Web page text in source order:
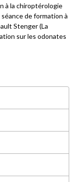
à la chiroptérologie
de formation à
Stenger (La
sur les odonates